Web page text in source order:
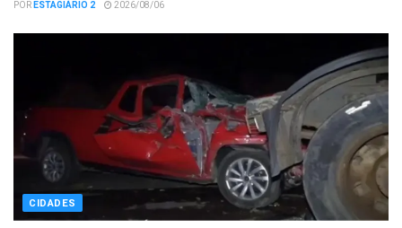
PORESTAGIÁRIO 2 2026/08/06
CIDADES